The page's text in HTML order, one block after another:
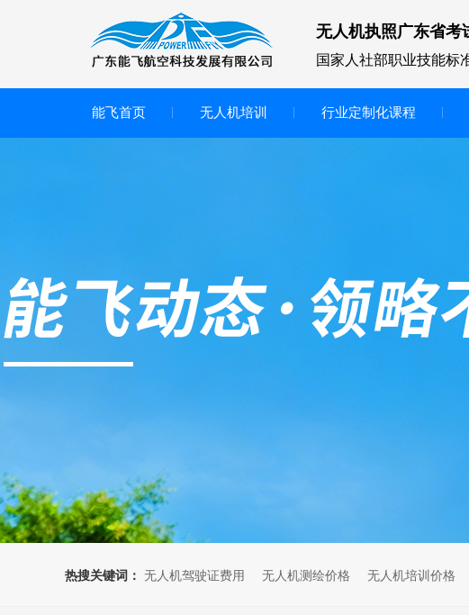
无人机执照广东省考
国家人社部职业技能标
能飞首页 无人机培训 行业定制化课程
装
无人机考培基地工具
无人机考试评测系统
热搜关键词： 无人机驾驶证费用 无人机测绘价格 无人机培训价格